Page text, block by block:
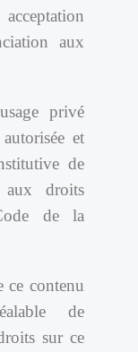
aux
privé
et
de
aux droits
de la
ce contenu
de
sur ce